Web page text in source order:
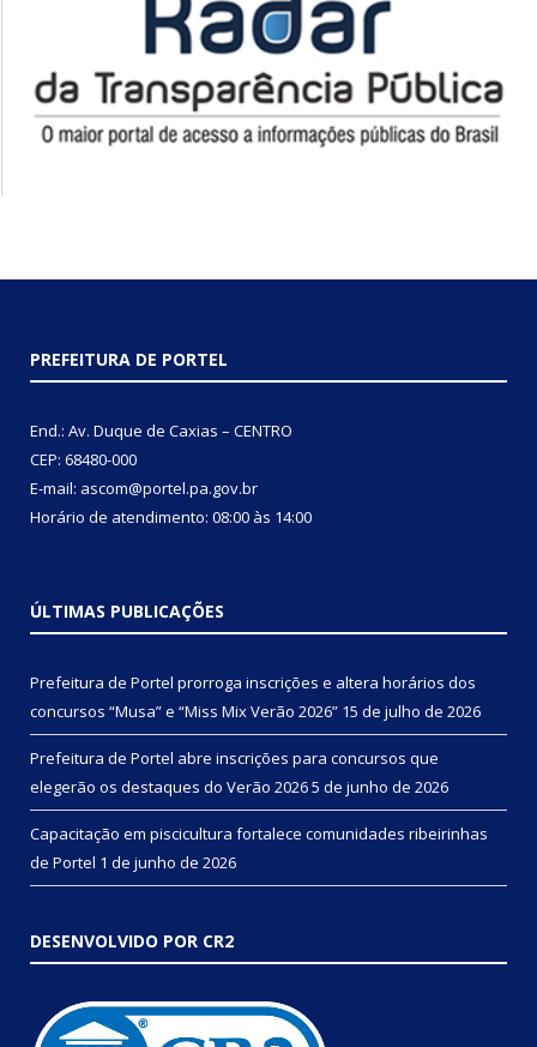
PREFEITURA DE PORTEL
End.: Av. Duque de Caxias – CENTRO
CEP: 68480-000
E-mail: ascom@portel.pa.gov.br
Horário de atendimento: 08:00 às 14:00
ÚLTIMAS PUBLICAÇÕES
Prefeitura de Portel prorroga inscrições e altera horários dos
concursos “Musa” e “Miss Mix Verão 2026” 15 de julho de 2026
Prefeitura de Portel abre inscrições para concursos que
elegerão os destaques do Verão 20265 de junho de 2026
Capacitação em piscicultura fortalece comunidades ribeirinhas
de Portel 1 de junho de 2026
DESENVOLVIDO POR CR2